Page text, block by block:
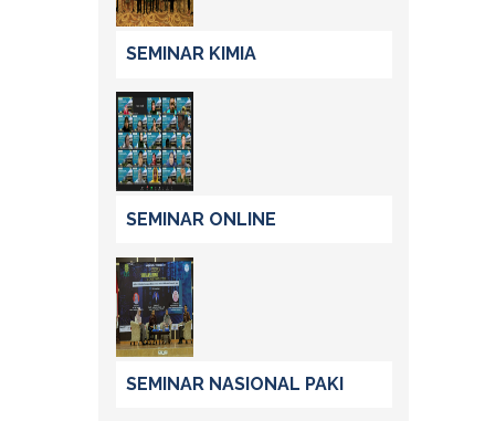
SEMINAR KIMIA
SEMINAR ONLINE
SEMINAR NASIONAL PAKI